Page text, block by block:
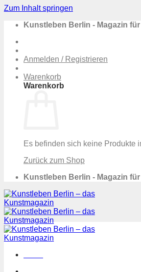
Zum Inhalt springen
Kunstleben Berlin - Magazin
Anmelden / Registrieren
Warenkorb
Warenkorb
Es befinden sich keine Produkte
Zurück zum Shop
Kunstleben Berlin - Magazin